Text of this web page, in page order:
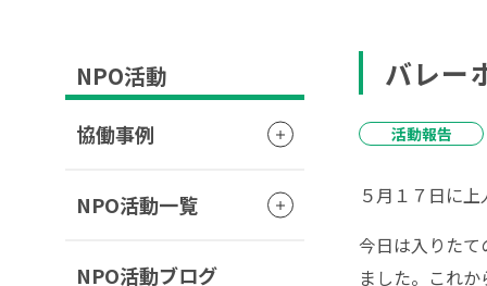
バレー
活動報告
５月１７日に
今日は入りた
ました。これ
NPO活動
協働事例
NPO活動一覧
NPO活動ブログ